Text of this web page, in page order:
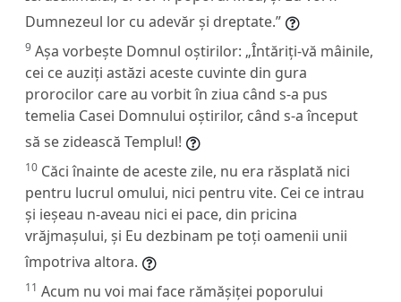
Dumnezeul lor cu adevăr și dreptate.”
9 Așa vorbește Domnul oștirilor: „Întăriți-vă mâinile,
cei ce auziți astăzi aceste cuvinte din gura
prorocilor care au vorbit în ziua când s-a pus
temelia Casei Domnului oștirilor, când s-a început
să se zidească Templul!
10 Căci înainte de aceste zile, nu era răsplată nici
pentru lucrul omului, nici pentru vite. Cei ce intrau
și ieșeau n-aveau nici ei pace, din pricina
vrăjmașului, și Eu dezbinam pe toți oamenii unii
împotriva altora.
11 Acum nu voi mai face rămășiței poporului